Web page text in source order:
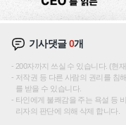
기사댓글0개
200자까지 쓰실 수 있습니다. (현
저작권 등 다른 사람의 권리를 침
를 받을 수 있습니다.
타인에게 불쾌감을 주는 욕설 등
리자의 판단에 의해 삭제 합니다.